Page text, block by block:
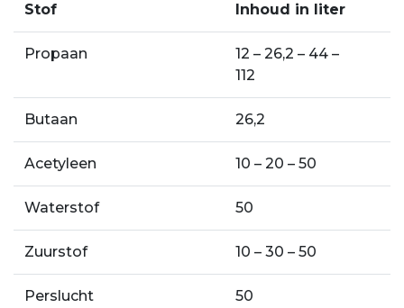
Stof Inhoud in liter
Propaan
12 – 26,2 – 44 –
112
Butaan 26,2
Acetyleen 10 – 20 – 50
Waterstof 50
Zuurstof 10 – 30 – 50
Perslucht 50